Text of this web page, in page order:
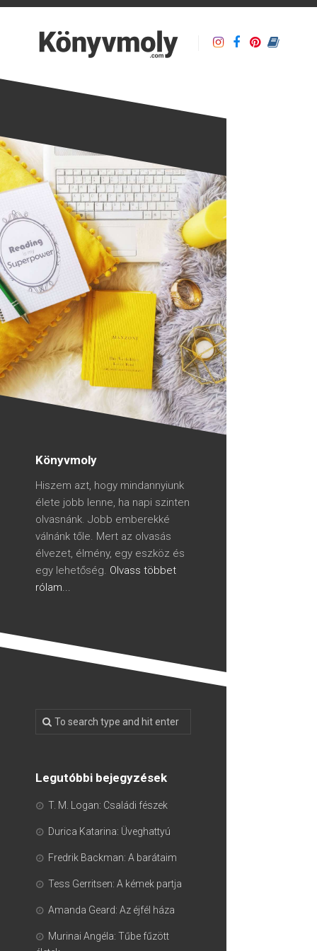
Könyvmoly
Hiszem azt, hogy mindannyiunk
élete jobb lenne, ha napi szinten
olvasnánk. Jobb emberekké
válnánk tőle. Mert az olvasás
élvezet, élmény, egy eszköz és
egy lehetőség. Olvass többet
rólam...
Legutóbbi bejegyzések
T. M. Logan: Családi fészek
Durica Katarina: Üveghattyú
Fredrik Backman: A barátaim
Tess Gerritsen: A kémek partja
Amanda Geard: Az éjfél háza
Murinai Angéla: Tűbe fűzött